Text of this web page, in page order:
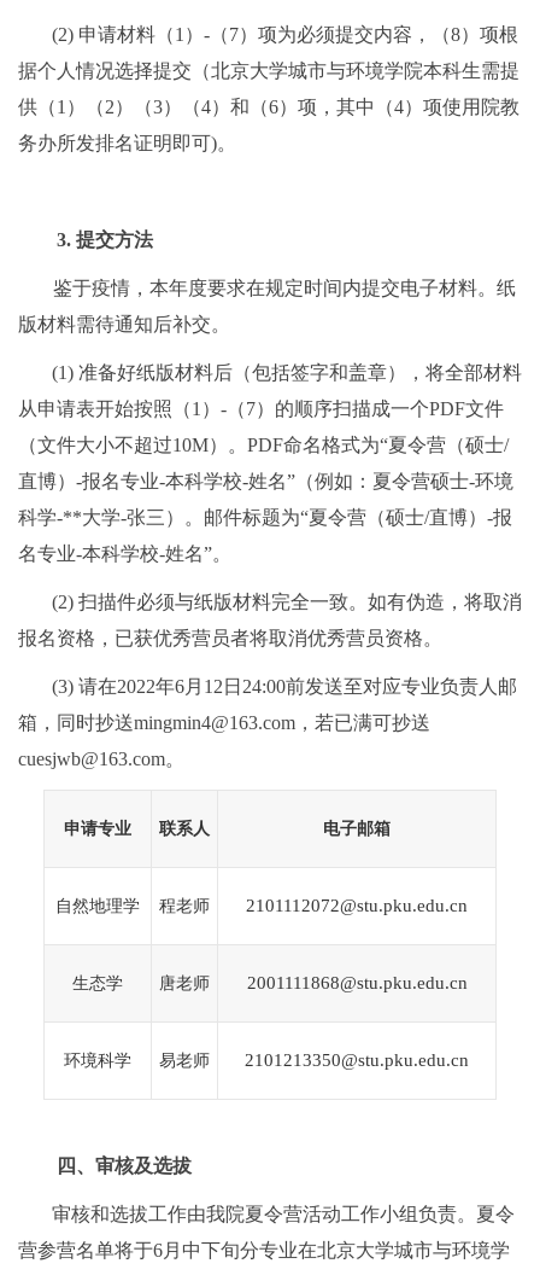
(2) 申请材料（1 ） - （7）项为必须提交内容，（8）项根
据个人情况选择提交（北京大学城市与环境学院本科生需提
供（1 ）（2）（3）（4）和（6）项，其中（4）项使用院教
务办所发排名证明即可)。
3. 提交方法
鉴于疫情，本年度要求在规定时间内提交电子材料。纸
版材料需待通知后补交。
(1) 准备好纸版材料后（包括签字和盖章），将全部材料
从申请表开始按照（1 ） - （7）的顺序扫描成一个PDF文件
（文件大小不超过10M）。 PDF命名格式为“夏令营（硕士/
直博） -报名专业-本科学校-姓名” （例如：夏令营硕士-环境
科学-**大学-张三）。邮件标题为“夏令营（硕士/直博） -报
名专业-本科学校-姓名”。
(2) 扫描件必须与纸版材料完全一致。如有伪造，将取消
报名资格，已获优秀营员者将取消优秀营员资格。
(3) 请在2022年6月 12 日 24:00前发送至对应专业负责人邮
箱，同时抄送mingmin4@163.com，若已满可抄送
cuesjwb@163.com。
申请专业 联系人 电子邮箱
自然地理学 程老师 2101112072@stu.pku.edu.cn
生态学 唐老师 2001111868@stu.pku.edu.cn
环境科学 易老师 2101213350@stu.pku.edu.cn
四、审核及选拔
审核和选拔工作由我院夏令营活动工作小组负责。夏令
营参营名单将于6月中下旬分专业在北京大学城市与环境学